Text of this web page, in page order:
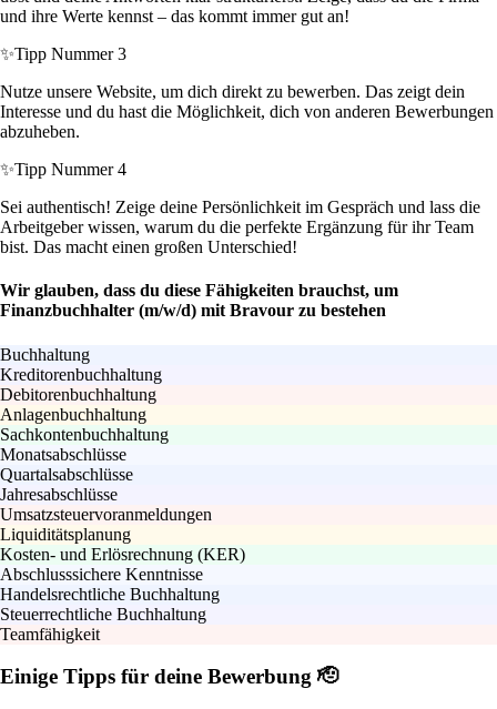
und ihre Werte kennst – das kommt immer gut an!
✨Tipp Nummer 3
Nutze unsere Website, um dich direkt zu bewerben. Das zeigt dein
Interesse und du hast die Möglichkeit, dich von anderen Bewerbungen
abzuheben.
✨Tipp Nummer 4
Sei authentisch! Zeige deine Persönlichkeit im Gespräch und lass die
Arbeitgeber wissen, warum du die perfekte Ergänzung für ihr Team
bist. Das macht einen großen Unterschied!
Wir glauben, dass du diese Fähigkeiten brauchst, um
Finanzbuchhalter (m/w/d) mit Bravour zu bestehen
Buchhaltung
Kreditorenbuchhaltung
Debitorenbuchhaltung
Anlagenbuchhaltung
Sachkontenbuchhaltung
Monatsabschlüsse
Quartalsabschlüsse
Jahresabschlüsse
Umsatzsteuervoranmeldungen
Liquiditätsplanung
Kosten- und Erlösrechnung (KER)
Abschlusssichere Kenntnisse
Handelsrechtliche Buchhaltung
Steuerrechtliche Buchhaltung
Teamfähigkeit
Einige Tipps für deine Bewerbung 🫡